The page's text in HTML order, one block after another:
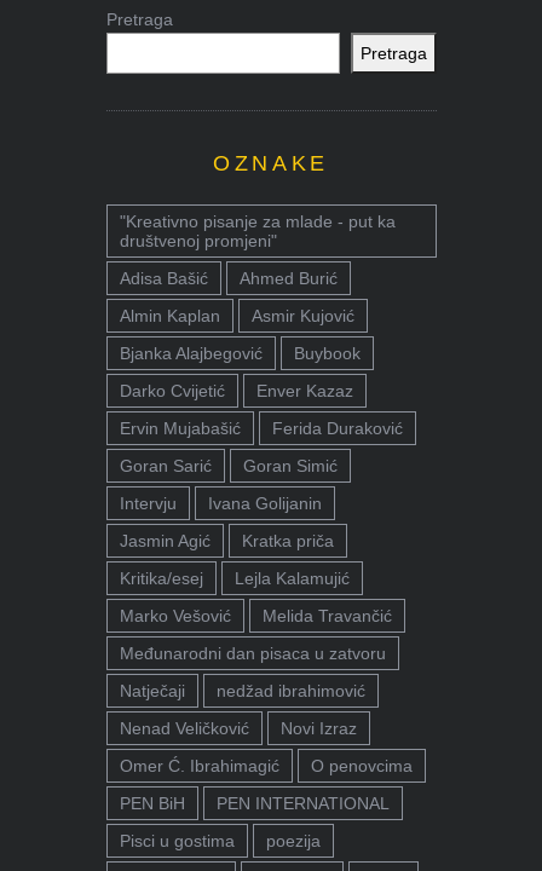
Pretraga
Pretraga
OZNAKE
"Kreativno pisanje za mlade - put ka
društvenoj promjeni"
Adisa Bašić
Ahmed Burić
Almin Kaplan
Asmir Kujović
Bjanka Alajbegović
Buybook
Darko Cvijetić
Enver Kazaz
Ervin Mujabašić
Ferida Duraković
Goran Sarić
Goran Simić
Intervju
Ivana Golijanin
Jasmin Agić
Kratka priča
Kritika/esej
Lejla Kalamujić
Marko Vešović
Melida Travančić
Međunarodni dan pisaca u zatvoru
Natječaji
nedžad ibrahimović
Nenad Veličković
Novi Izraz
Omer Ć. Ibrahimagić
O penovcima
PEN BiH
PEN INTERNATIONAL
Pisci u gostima
poezija